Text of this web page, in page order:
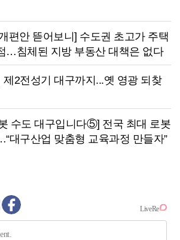
편안 뜯어보니] 수도권 초고가 주택
…침체된 지방 부동산 대책은 없다
제2전성기 대구까지...옛 영광 되찾
수도 대구입니다⑤] 전국 최대 로봇
대구산업 맞춤형 교육과정 만들자”